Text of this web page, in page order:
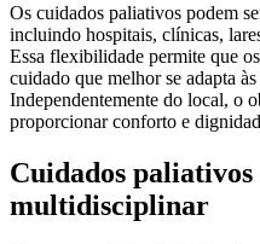
Os cuidados paliativos podem
incluindo hospitais, clínicas,
Essa flexibilidade permite que
cuidado que melhor se adapta
Independentemente do local, o
proporcionar conforto e
Cuidados paliativos
multidisciplinar